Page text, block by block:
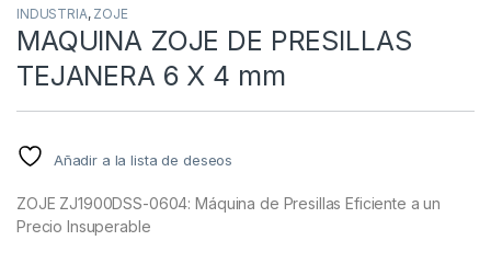
INDUSTRIA, ZOJE
MAQUINA ZOJE DE PRESILLAS
TEJANERA 6 X 4 mm
Añadir a la lista de deseos
ZOJE ZJ1900DSS-0604: Máquina de Presillas Eficiente a un
Precio Insuperable